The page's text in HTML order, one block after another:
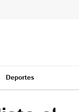
Deportes